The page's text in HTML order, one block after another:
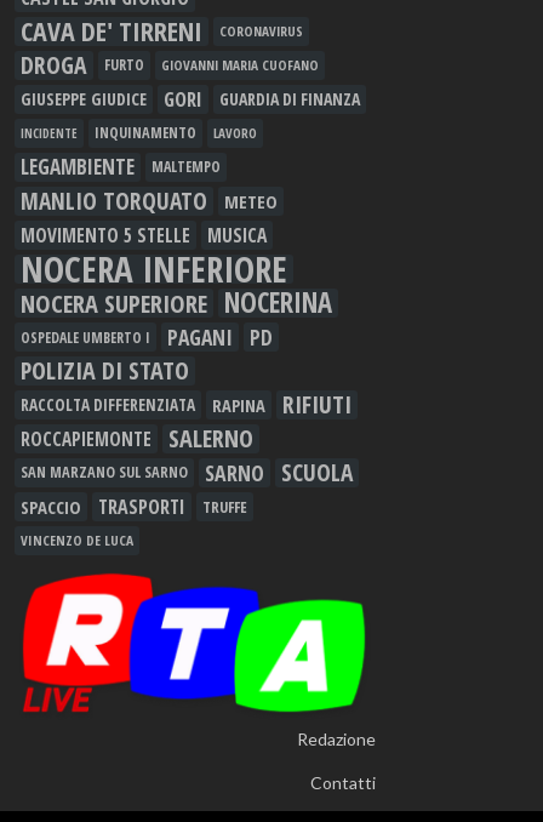
CAVA DE' TIRRENI CORONAVIRUS
DROGA FURTO GIOVANNI MARIA CUOFANO
GIUSEPPE GIUDICE GORI GUARDIA DI FINANZA
INCIDENTE INQUINAMENTO LAVORO
LEGAMBIENTE MALTEMPO
MANLIO TORQUATO METEO
MOVIMENTO 5 STELLE MUSICA
NOCERA INFERIORE
NOCERA SUPERIORE NOCERINA
OSPEDALE UMBERTO I PAGANI PD
POLIZIA DI STATO
RACCOLTA DIFFERENZIATA RAPINA RIFIUTI
ROCCAPIEMONTE SALERNO
SAN MARZANO SUL SARNO SARNO SCUOLA
SPACCIO TRASPORTI TRUFFE
VINCENZO DE LUCA
Redazione
Contatti